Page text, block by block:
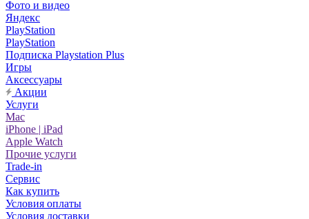
Фото и видео
Яндекс
PlayStation
PlayStation
Подписка Playstation Plus
Игры
Аксессуары
Акции
Услуги
Mac
iPhone | iPad
Apple Watch
Прочие услуги
Trade-in
Сервис
Как купить
Условия оплаты
Условия доставки